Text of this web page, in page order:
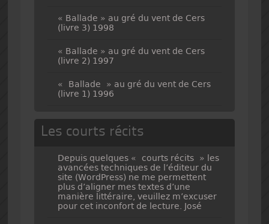
« Ballade » au gré du vent de Cers
(livre 3) 1998
« Ballade » au gré du vent de Cers
(livre 2) 1997
« Ballade » au gré du vent de Cers
(livre 1) 1996
Les courts récits
Depuis quelques « courts récits » les
avancées techniques de l’éditeur du
site (WordPress) ne me permettent
plus d’aligner mes textes d’une
manière littéraire, veuillez m’excuser
pour cet inconfort de lecture. José